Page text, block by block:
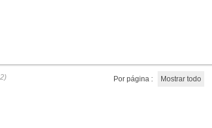
Por página : Mostrar todo